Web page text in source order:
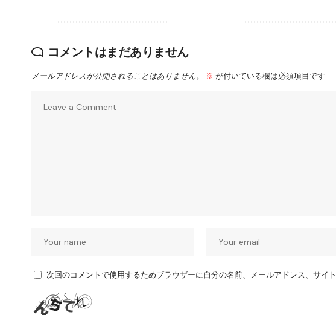
コメントはまだありません
メールアドレスが公開されることはありません。 ※ が付いている欄は必須項目です
次回のコメントで使用するためブラウザーに自分の名前、メールアドレス、サイト